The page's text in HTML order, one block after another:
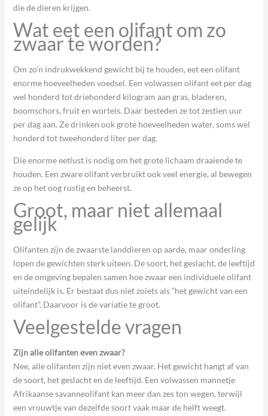
die de dieren krijgen.
Wat eet een olifant om zo
zwaar te worden?
Om zo’n indrukwekkend gewicht bij te houden, eet een olifant
enorme hoeveelheden voedsel. Een volwassen olifant eet per dag
wel honderd tot driehonderd kilogram aan gras, bladeren,
boomschors, fruit en wortels. Daar besteden ze tot zestien uur
per dag aan. Ze drinken ook grote hoeveelheden water, soms wel
honderd tot tweehonderd liter per dag.
Die enorme eetlust is nodig om het grote lichaam draaiende te
houden. Een zware olifant verbruikt ook veel energie, al bewegen
ze op het oog rustig en beheerst.
Groot, maar niet allemaal
gelijk
Olifanten zijn de zwaarste landdieren op aarde, maar onderling
lopen de gewichten sterk uiteen. De soort, het geslacht, de leeftijd
en de omgeving bepalen samen hoe zwaar een individuele olifant
uiteindelijk is. Er bestaat dus niet zoiets als “het gewicht van een
olifant”. Daarvoor is de variatie te groot.
Veelgestelde vragen
Zijn alle olifanten even zwaar?
Nee, alle olifanten zijn niet even zwaar. Het gewicht hangt af van
de soort, het geslacht en de leeftijd. Een volwassen mannetje
Afrikaanse savanneolifant kan meer dan zes ton wegen, terwijl
een vrouwtje van dezelfde soort vaak maar de helft weegt.